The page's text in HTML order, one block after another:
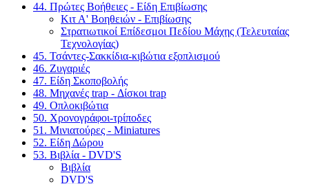
44. Πρώτες Βοήθειες - Είδη Επιβίωσης
Κιτ Α' Βοηθειών - Επιβίωσης
Στρατιωτικοί Επίδεσμοι Πεδίου Μάχης (Τελευταίας
Τεχνολογίας)
45. Τσάντες-Σακκίδια-κιβώτια εξοπλισμού
46. Ζυγαριές
47. Είδη Σκοποβολής
48. Μηχανές trap - Δίσκοι trap
49. Οπλοκιβώτια
50. Χρονογράφοι-τρίποδες
51. Μινιατούρες - Miniatures
52. Είδη Δώρου
53. Βιβλία - DVD'S
Βιβλία
DVD'S